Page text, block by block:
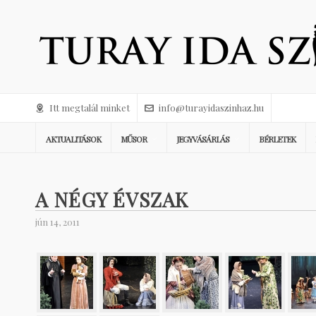
Itt megtalál minket info@turayidaszinhaz.hu
AKTUALITÁSOK MŰSOR JEGYVÁSÁRLÁS BÉRLETEK
A NÉGY ÉVSZAK
jún 14, 2011